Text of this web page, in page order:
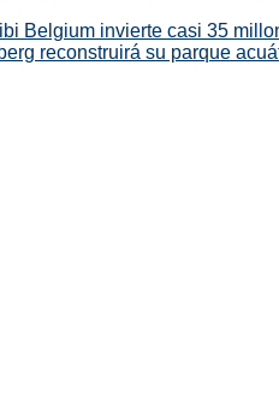
Belgium invierte casi 35
reconstruirá su parque